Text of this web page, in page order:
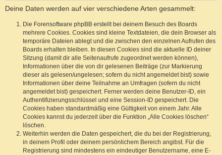
Deine Daten werden auf vier verschiedene Arten gesammelt:
Die Forensoftware phpBB erstellt bei deinem Besuch des Boards
mehrere Cookies. Cookies sind kleine Textdateien, die dein Browser als
temporäre Dateien ablegt und die zwischen den einzelnen Aufrufen des
Boards erhalten bleiben. In diesen Cookies sind die aktuelle ID deiner
Sitzung (damit dir alle Seitenaufrufe zugeordnet werden können),
Informationen über die von dir gelesenen Beiträge (zur Markierung
dieser als gelesen/ungelesen; sofern du nicht angemeldet bist) sowie
Informationen über deine Teilnahme an Umfragen (sofern du nicht
angemeldet bist) gespeichert. Ferner werden deine Benutzer-ID, ein
Authentifizierungsschlüssel und eine Session-ID gespeichert. Die
Cookies haben standardmäßig eine Gültigkeit von einem Jahr. Alle
Cookies kannst du jederzeit über die Funktion „Alle Cookies löschen“
löschen.
Weiterhin werden die Daten gespeichert, die du bei der Registrierung,
in deinem Profil oder deinem persönlichem Bereich angibst. Für die
Registrierung sind mindestens ein eindeutiger Benutzername, eine E-